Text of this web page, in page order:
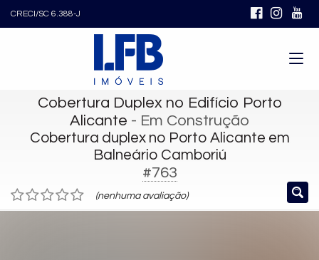
CRECI/SC 6.388-J
Cobertura Duplex no Edifício Porto
Alicante - Em Construção
Cobertura duplex no Porto Alicante em
Balneário Camboriú
#763
(nenhuma avaliação)